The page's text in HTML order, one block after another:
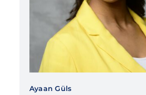
Ayaan Güls